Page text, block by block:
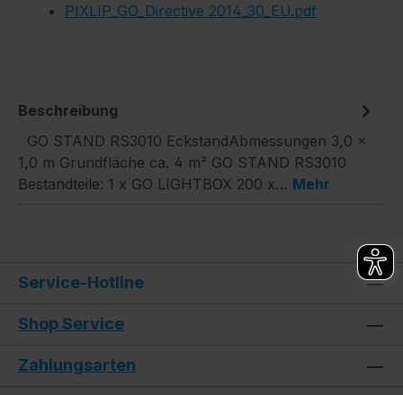
PIXLIP_GO_Directive 2014_30_EU.pdf
Beschreibung
GO STAND RS3010 EckstandAbmessungen 3,0 ×
1,0 m Grundfläche ca. 4 m² GO STAND RS3010
Bestandteile: 1 x GO LIGHTBOX 200 x… Mehr
Service-Hotline
Shop Service
Zahlungsarten